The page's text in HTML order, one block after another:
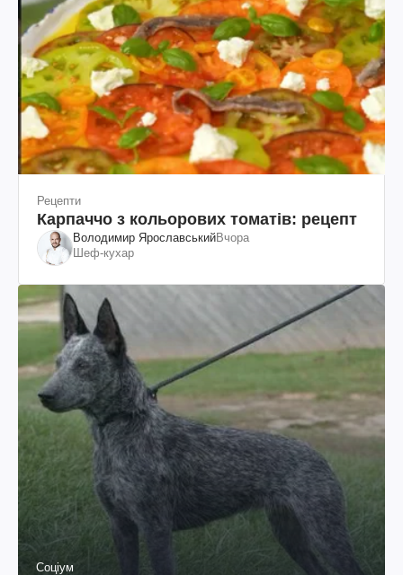
Рецепти
Карпаччо з кольорових томатів: рецепт
Володимир ЯрославськийВчора
Шеф-кухар
Соціум